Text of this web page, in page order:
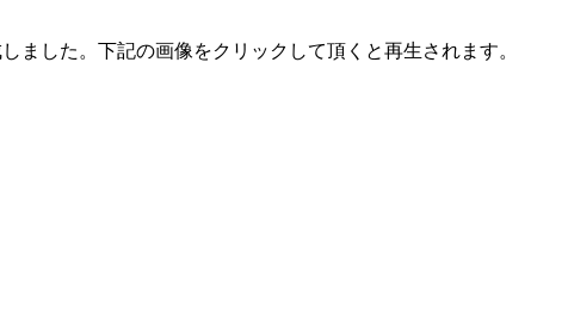
ました。下記の画像をクリックして頂くと再生されます。